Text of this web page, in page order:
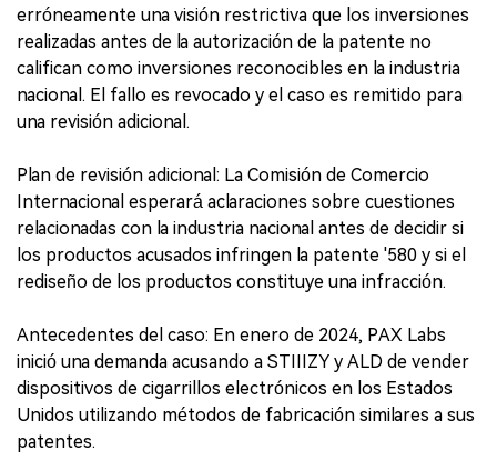
erróneamente una visión restrictiva que los inversiones
realizadas antes de la autorización de la patente no
califican como inversiones reconocibles en la industria
nacional. El fallo es revocado y el caso es remitido para
una revisión adicional.
Plan de revisión adicional: La Comisión de Comercio
Internacional esperará aclaraciones sobre cuestiones
relacionadas con la industria nacional antes de decidir si
los productos acusados infringen la patente '580 y si el
rediseño de los productos constituye una infracción.
Antecedentes del caso: En enero de 2024, PAX Labs
inició una demanda acusando a STIIIZY y ALD de vender
dispositivos de cigarrillos electrónicos en los Estados
Unidos utilizando métodos de fabricación similares a sus
patentes.